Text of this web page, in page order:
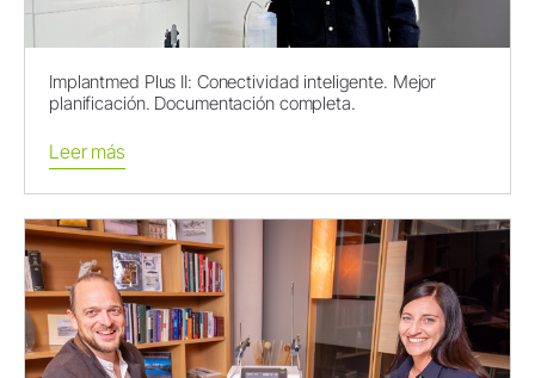
Implantmed Plus II: Conectividad inteligente. Mejor
planificación. Documentación completa.
Leer más